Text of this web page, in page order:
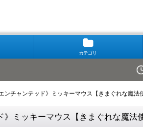
カテゴリ
エンチャンテッド》ミッキーマウス【きまぐれな魔
》ミッキーマウス【きまぐれな魔